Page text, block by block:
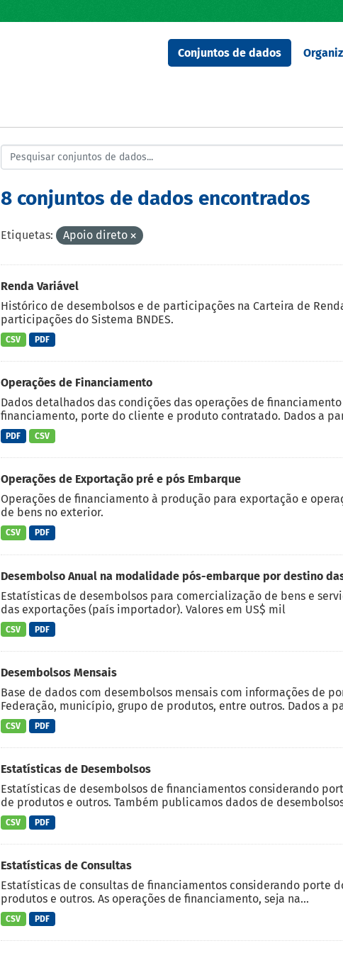
Conjuntos de dados
8 conjuntos de dados encontrados
Etiquetas: Apoio direto
Renda Variável
Histórico de desembolsos e de participações na Carteira de
participações do Sistema BNDES.
CSV PDF
Operações de Financiamento
Dados detalhados das condições das operações de
financiamento, porte do cliente e produto contratado. Dados a
PDF CSV
Operações de Exportação pré e pós Embarque
Operações de financiamento à produção para exportação e
de bens no exterior.
CSV PDF
Desembolso Anual na modalidade pós-embarque por destino
Estatísticas de desembolsos para comercialização de bens e
das exportações (país importador). Valores em US$ mil
CSV PDF
Desembolsos Mensais
Base de dados com desembolsos mensais com informações de
Federação, município, grupo de produtos, entre outros. Dados a
CSV PDF
Estatísticas de Desembolsos
Estatísticas de desembolsos de financiamentos considerando
de produtos e outros. Também publicamos dados de
CSV PDF
Estatísticas de Consultas
Estatísticas de consultas de financiamentos considerando porte
produtos e outros. As operações de financiamento, seja na...
CSV PDF